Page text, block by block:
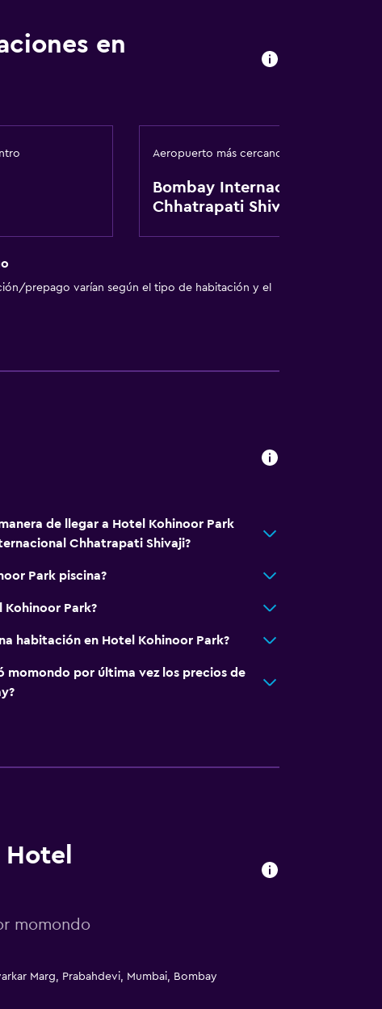
en
Aeropuerto más cercano
Bombay Internacional
Chhatrapati Shivaji
prepago varían según el tipo de habitación y el
de llegar a Hotel Kohinoor Park
Chhatrapati Shivaji?
Park piscina?
Kohinoor Park?
habitación en Hotel Kohinoor Park?
momondo por última vez los precios de
momondo
Marg, Prabahdevi, Mumbai, Bombay